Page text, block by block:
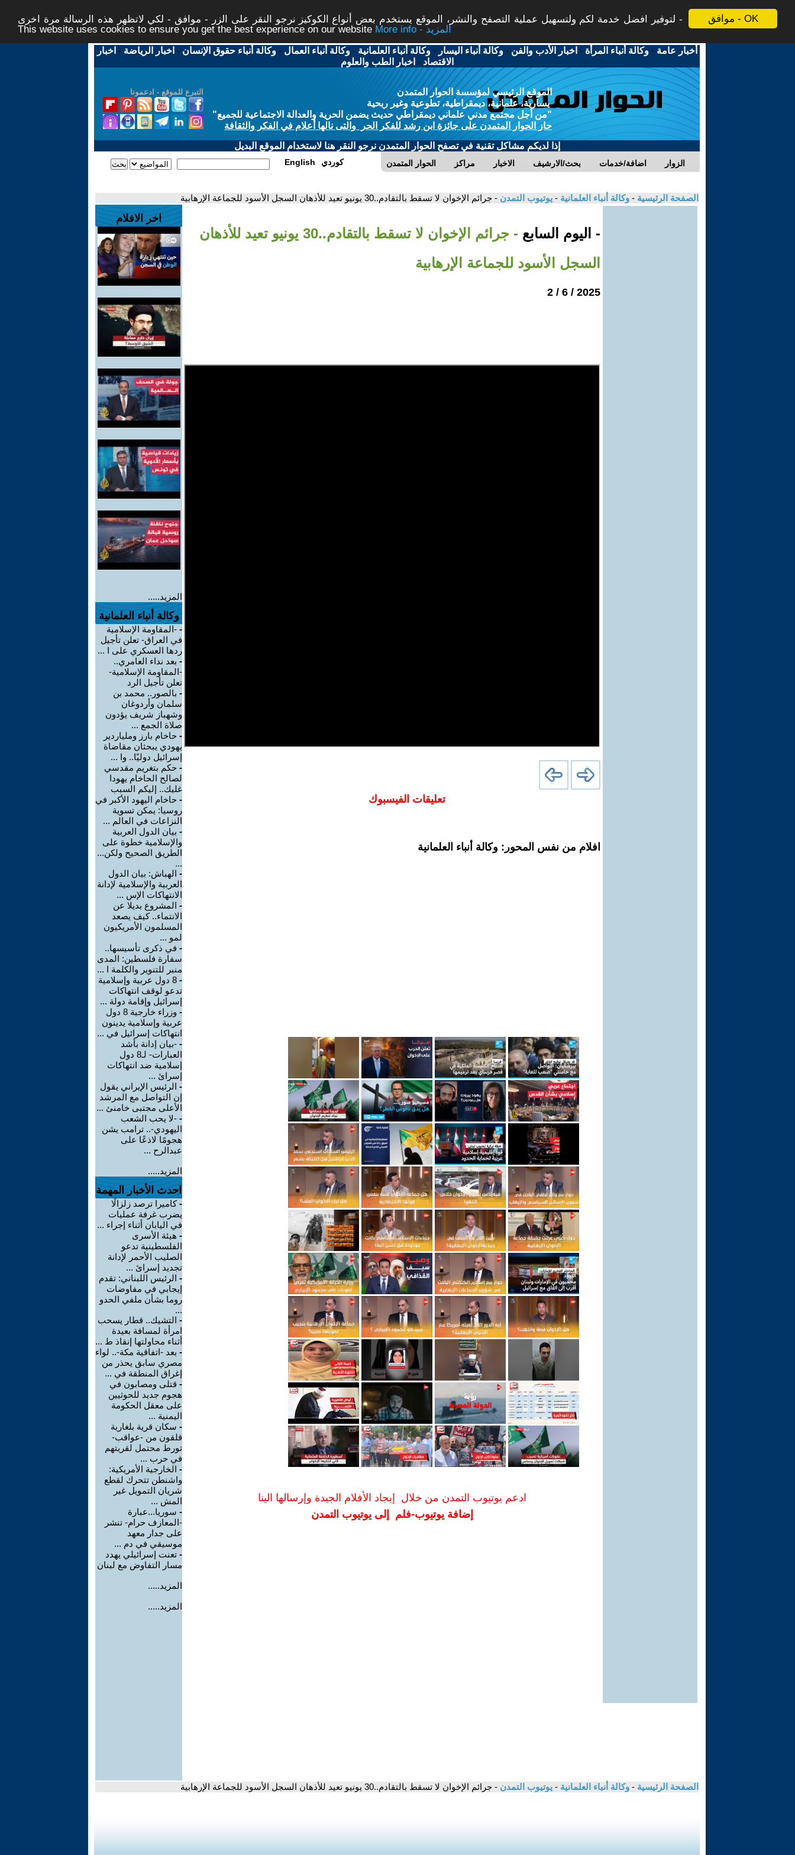
موافق - OK
لتوفير افضل خدمة لكم ولتسهيل عملية التصفح والنشر، الموقع يستخدم بعض أنواع الكوكيز نرجو النقر على الزر - موافق - لكي لاتظهر هذه الرسالة مرة اخرى -
This website uses cookies to ensure you get the best experience on our website
More info - المزيد
أخبار عامة -وكالة أنباء المرأة - اخبار الأدب والفن -وكالة أنباء اليسار -وكالة أنباء العلمانية -وكالة أنباء العمال -وكالة أنباء حقوق الإنسان - اخبار الرياضة - اخبار
الاقتصاد - اخبار الطب والعلوم
التبرع للموقع - ادعمونا
الموقع الرئيسي لمؤسسة الحوار المتمدن
يسارية، علمانية، ديمقراطية، تطوعية وغير ربحية
"من أجل مجتمع مدني علماني ديمقراطي حديث يضمن الحرية والعدالة الاجتماعية للجميع"
حاز الحوار المتمدن على جائزة ابن رشد للفكر الحر والتى نالها أعلام في الفكر والثقافة
إذا لديكم مشاكل تقنية في تصفح الحوار المتمدن نرجو النقر هنا لاستخدام الموقع البديل
الحوار المتمدن مراكز الاخبار بحث/الارشيف اضافة/خدمات الزوار English كوردي
الصفحة الرئيسية - وكالة أنباء العلمانية - يوتيوب التمدن - جرائم الإخوان لا تسقط بالتقادم..30 يونيو تعيد للأذهان السجل الأسود للجماعة الإرهابية
- اليوم السابع
- جرائم الإخوان لا تسقط بالتقادم..30 يونيو تعيد للأذهان
السجل الأسود للجماعة الإرهابية
2025 / 6 / 2
تعليقات الفيسبوك
افلام من نفس المحور: وكالة أنباء العلمانية
ادعم يوتيوب التمدن من خلال إيجاد الأفلام الجيدة وإرسالها الينا
إضافة يوتيوب-فلم إلى يوتيوب التمدن
اخر الافلام
المزيد.....
وكالة أنباء العلمانية
- -المقاومة الإسلامية
في العراق- تعلن تأجيل
ردها العسكري على ا ...
- بعد نداء العامري..
-المقاومة الإسلامية-
تعلن تأجيل الرد
- بالصور.. محمد بن
سلمان وأردوغان
وشهباز شريف يؤدون
صلاة الجمع ...
- حاخام بارز وملياردير
يهودي يبحثان مقاضاة
إسرائيل دوليًا.. وا ...
- حكم بتغريم مقدسي
لصالح الحاخام يهودا
غليك.. إليكم السبب
- حاخام اليهود الأكبر في
روسيا: يمكن تسوية
النزاعات في العالم ...
- بيان الدول العربية
والإسلامية خطوة على
الطريق الصحيح ولكن...
...
- الهباش: بيان الدول
العربية والإسلامية لإدانة
الانتهاكات الإس ...
- المشروع بديلا عن
الانتماء.. كيف يصعد
المسلمون الأمريكيون
لمو ...
- في ذكرى تأسيسها..
سفارة فلسطين: المدى
منبر للتنوير والكلمة ا ...
-
8 دول عربية وإسلامية
تدعو لوقف انتهاكات
إسرائيل وإقامة دولة ...
-
وزراء خارجية 8 دول
عربية وإسلامية يدينون
انتهاكات إسرائيل في ...
- -بيان إدانة بأشد
العبارات- لـ8 دول
إسلامية ضد انتهاكات
إسرائ ...
- الرئيس الإيراني يقول
إن التواصل مع المرشد
الأعلى مجتبى خامنئ ...
- -لا يحب الشعب
اليهودي-.. ترامب يشن
هجومًا لاذعًا على
عبدالرح ...
المزيد.....
احدث الأخبار المهمة
-كاميرا ترصد زلزالًا
يضرب غرفة عمليات
في اليابان أثناء إجراء ...
- هيئة الأسرى
الفلسطينية تدعو
الصليب الأحمر لإدانة
تجديد إسرائ ...
- الرئيس اللبناني: تقدم
إيجابي في مفاوضات
روما بشأن ملفي الحدو
...
- التشيك.. قطار يسحب
امرأة لمسافة بعيدة
أثناء محاولتها إنقاذ ط ...
- بعد -اتفاقية مكة-.. لواء
مصري سابق يحذر من
إغراق المنطقة في ...
- قتلى ومصابون في
هجوم جديد للحوثيين
على معقل الحكومة
اليمنية ...
- سكان قرية بلغارية
قلقون من -عواقب-
تورط محتمل لقريتهم
في حرب ...
- الخارجية الأمريكية:
واشنطن تتحرك لقطع
شريان التمويل غير
المش ...
- سوريا...عبارة
-المعازف حرام- تنشر
على جدار معهد
موسيقي في دم ...
- تعنت إسرائيلي يهدد
مسار التفاوض مع لبنان
المزيد.....
المزيد.....
الصفحة الرئيسية - وكالة أنباء العلمانية - يوتيوب التمدن - جرائم الإخوان لا تسقط بالتقادم..30 يونيو تعيد للأذهان السجل الأسود للجماعة الإرهابية